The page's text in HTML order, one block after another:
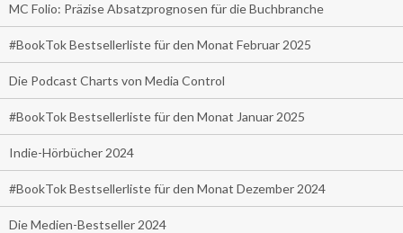
MC Folio: Präzise Absatzprognosen für die Buchbranche
#BookTok Bestsellerliste für den Monat Februar 2025
Die Podcast Charts von Media Control
#BookTok Bestsellerliste für den Monat Januar 2025
Indie-Hörbücher 2024
#BookTok Bestsellerliste für den Monat Dezember 2024
Die Medien-Bestseller 2024